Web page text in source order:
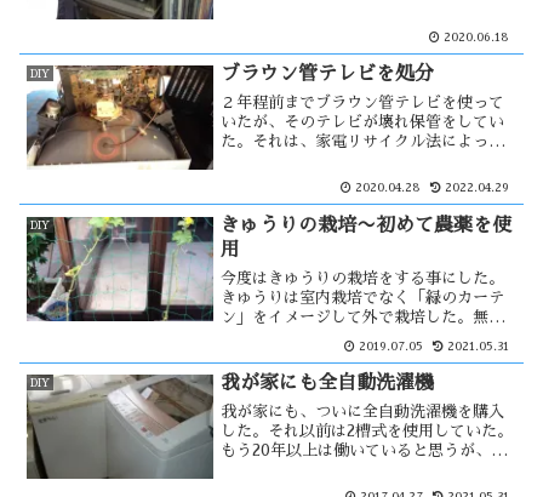
レイアウトを大幅に変更したが、ぶら下
ウトは大きく変わる事になる。
2020.06.18
DIY ブラウン管テレビを処分
２年程前までブラウン管テレビを使って
いたが、そのテレビが壊れ保管をしてい
た。それは、家電リサイクル法によって
です。しかしリサイクル料が高いため、
ためには分別が必要・・・
2020.04.28 2022.04.29
DIY
きゅうりの栽培〜初めて農薬を使
用
今度はきゅうりの栽培をする事にした。
きゅうりは室内栽培でなく「緑のカーテ
ン」をイメージして外で栽培した。無農
き始めた。それらを駆除しながら栽培し
ていたが、葉に病気の兆候が見え始め
た。これはもう、農薬を使うしか・・
2019.07.05 2021.05.31
DIY 我が家にも全自動洗濯機
我が家にも、ついに全自動洗濯機を購入
した。それ以前は2槽式を使用していた。
もう20年以上は働いていると思うが、ま
にした。しかし、給水口と排水口が1ヶ所